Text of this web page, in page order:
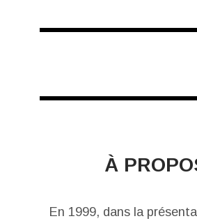
À
En 1999, dans la